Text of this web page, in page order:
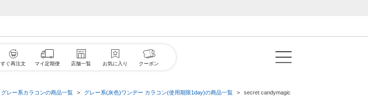
グレー系カラコンの商品一覧 グレー系(灰色)ワンデー カラコン(使用期限1day)の商品一覧 secret candymagic 1day プルモグレー 20枚入り
すぐ再注文 マイ定期便 店舗一覧 お気に入り クーポン